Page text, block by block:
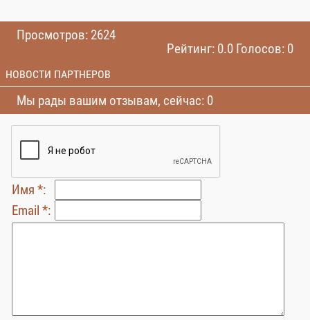
Просмотров: 2624
Рейтинг: 0.0 Голосов: 0
НОВОСТИ ПАРТНЕРОВ
Мы рады вашим отзывам, сейчас: 0
Имя *:
Email *: